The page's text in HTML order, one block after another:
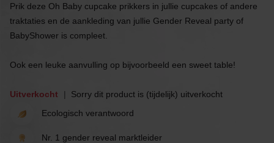
Prik deze Oh Baby cupcake prikkers in jullie cupcakes of andere
traktaties en de aankleding van jullie Gender Reveal party of
BabyShower is compleet.
Ook een leuke aanvulling op bijvoorbeeld een sweet table!
Uitverkocht
Sorry dit product is (tijdelijk) uitverkocht
Ecologisch verantwoord
Nr. 1 gender reveal marktleider